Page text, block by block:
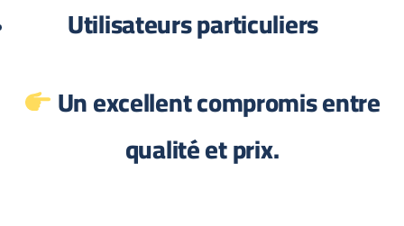
Utilisateurs particuliers
Un excellent compromis entre
qualité et prix.